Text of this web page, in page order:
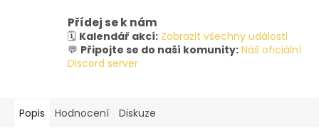
Přídej se k nám
🗓️ Kalendář akcí: Zobrazit všechny události
💬 Připojte se do naší komunity: Náš oficiální
Discord server
Popis Hodnocení Diskuze